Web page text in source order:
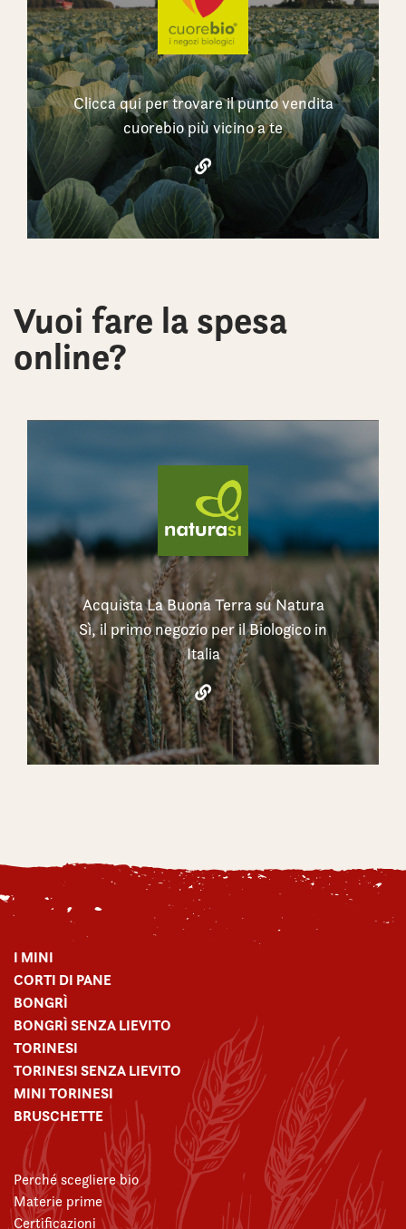
Clicca qui per trovare il punto vendita
cuorebio più vicino a te
Vuoi fare la spesa
online?
Acquista La Buona Terra su Natura
Sì, il primo negozio per il Biologico in
Italia
I MINI
CORTI DI PANE
BONGRÌ
BONGRÌ SENZA LIEVITO
TORINESI
TORINESI SENZA LIEVITO
MINI TORINESI
BRUSCHETTE
Perché scegliere bio
Materie prime
Certificazioni